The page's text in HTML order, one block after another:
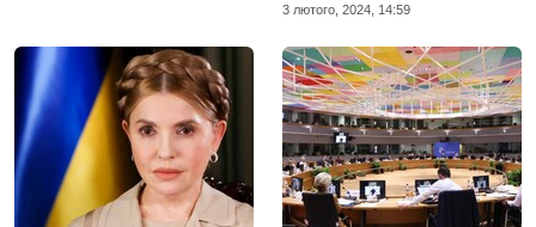
3 лютого, 2024, 14:59